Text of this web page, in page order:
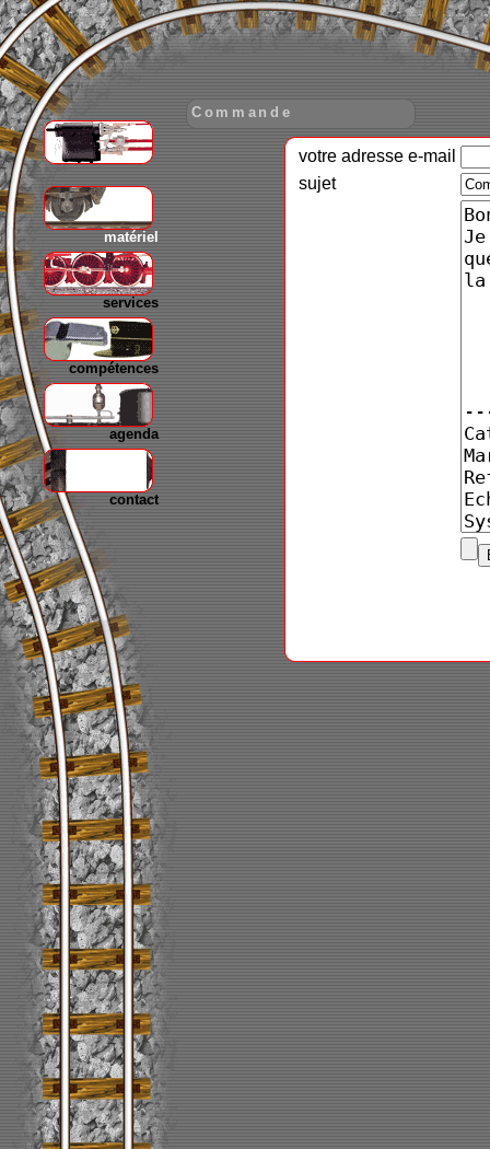
matériel
services
compétences
agenda
contact
Commande
votre adresse e-mail
sujet